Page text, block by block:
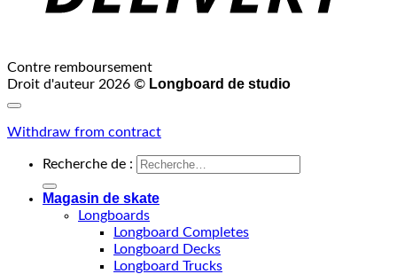
Contre remboursement
Droit d'auteur 2026 © Longboard de studio
Withdraw from contract
Recherche de :
Magasin de skate
Longboards
Longboard Completes
Longboard Decks
Longboard Trucks